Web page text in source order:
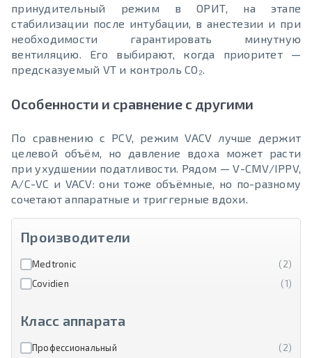
принудительный режим в ОРИТ, на этапе
стабилизации после интубации, в анестезии и при
необходимости гарантировать минутную
вентиляцию. Его выбирают, когда приоритет —
предсказуемый VT и контроль CO₂.
Особенности и сравнение с другими
По сравнению с PCV, режим VACV лучше держит
целевой объём, но давление вдоха может расти
при ухудшении податливости. Рядом — V-CMV/IPPV,
A/C-VC и VACV: они тоже объёмные, но по-разному
сочетают аппаратные и триггерные вдохи.
Производители
Medtronic
(2)
Covidien
(1)
Класс аппарата
Профессиональный
(2)